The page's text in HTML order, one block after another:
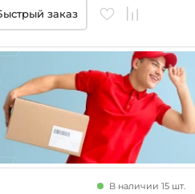
заказ
В наличии 15 шт.